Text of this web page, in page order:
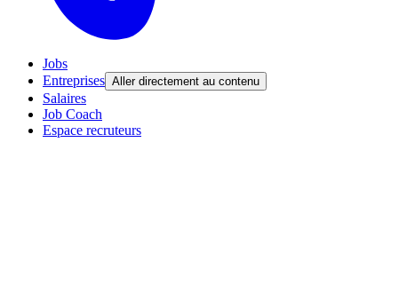
Jobs
Entreprises Aller directement au contenu
Salaires
Job Coach
Espace recruteurs